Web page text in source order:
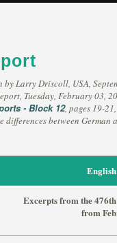
Larry Driscoll, USA,
Tuesday, February 03,
- Block 12, pages 19-21,
between German
Excerpts from the
from